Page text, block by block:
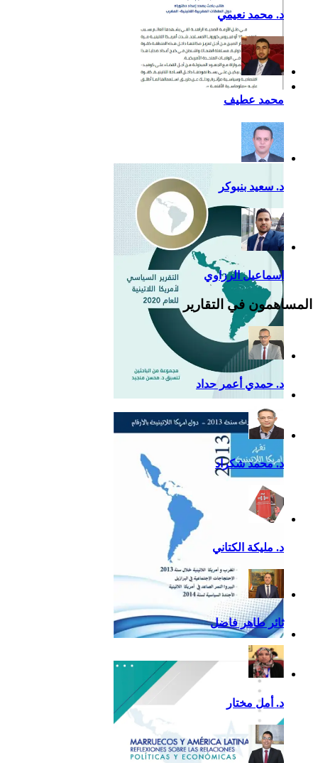
إضافية لدعم القوة الناعمة
للصين في أمريكا اللاتينية
التقرير السياسي لأمريكا
اللاتينية للعام 2020
تقرير أمريكا اللاتينية لسنة
2013
د. محمد نعيمي
محمد عطيف
د. سعيد بنبوكر
اسماعيل الرزاوي
المساهمون في التقارير
د. حمدي أعمر حداد
د. محمد شكراد
د. مليكة الكتاني
ثائر طاهر فاضل
د. أمل مختار